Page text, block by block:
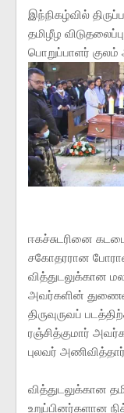
இந்நிகழ்வில்
தமிழீழ
பொறுப்பாளர்
ஈகச்சுடரினை
சகோதரரான
வித்துடலுக்கான
அவர்களின்
திருவுருவப்
ரஞ்சித்குமார்
புலவர்
வித்துடலுக்கான
உறுப்பினர்களான